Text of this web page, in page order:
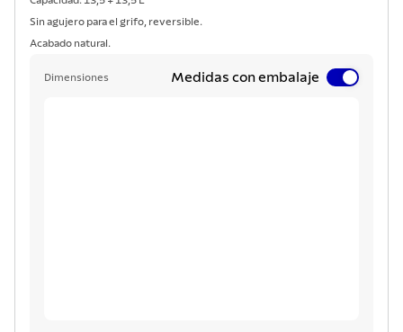
Sin agujero para el grifo, reversible.
Acabado natural.
Dimensiones Medidas con embalaje